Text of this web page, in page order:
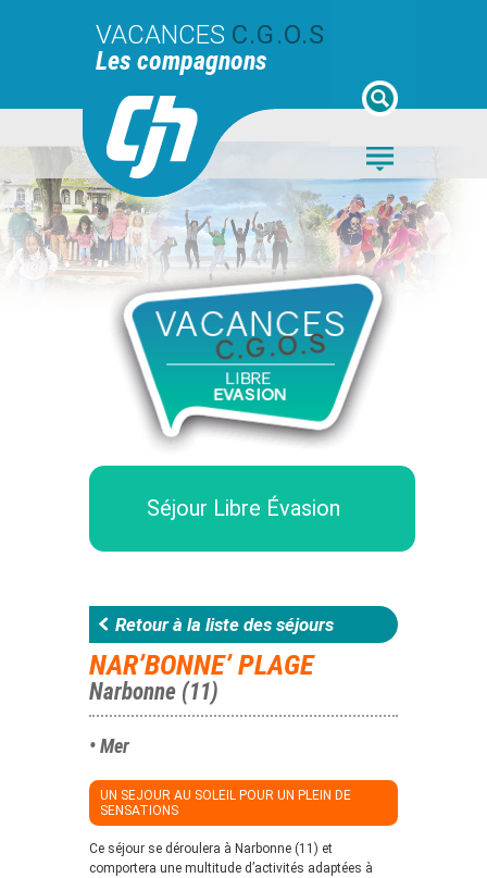
VACANCES C.G.O.S
Les compagnons
Séjour Libre Évasion
Retour à la liste des séjours
NAR’BONNE’ PLAGE
Narbonne (11)
• Mer
UN SEJOUR AU SOLEIL POUR UN PLEIN DE
SENSATIONS
Ce séjour se déroulera à Narbonne (11) et
comportera une multitude d’activités adaptées à